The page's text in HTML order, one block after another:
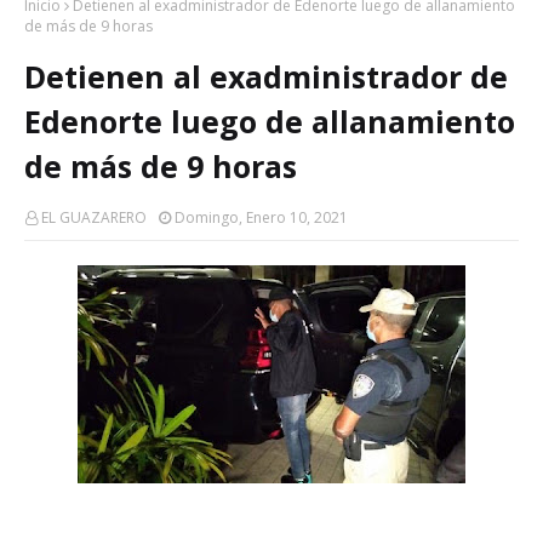
Inicio
Detienen al exadministrador de Edenorte luego de allanamiento
de más de 9 horas
Detienen al exadministrador de
Edenorte luego de allanamiento
de más de 9 horas
EL GUAZARERO Domingo, Enero 10, 2021